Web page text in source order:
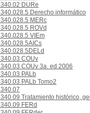
340.02 DURe
340.028.5 Derecho informático
340.028.5 MERc
340.028.5 ROVd
340.028.5 VIEm
340.028.5AICs
340.028.5DELd
340.03 COUv
340.03 COUv 3a. ed 2006
340.03 PALb
340.03 PALb Tomo2
340.07
340.09 Tratamiento histórico,
340.09 FERd